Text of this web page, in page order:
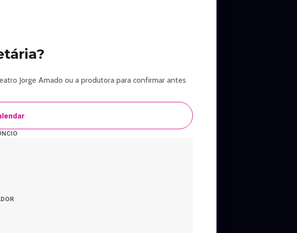
Jorge Amado ou a produtora para confirmar antes